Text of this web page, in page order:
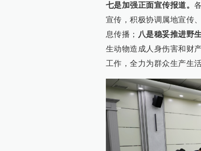
七是加强正面宣传报道。
宣传，积极协调属地宣传
息传播； 八是稳妥推进野
生动物造成人身伤害和财
工作，全力为群众生产生